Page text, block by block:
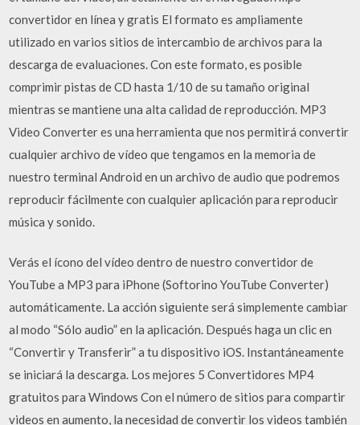
convertidor en línea y gratis El formato es ampliamente
utilizado en varios sitios de intercambio de archivos para la
descarga de evaluaciones. Con este formato, es posible
comprimir pistas de CD hasta 1/10 de su tamaño original
mientras se mantiene una alta calidad de reproducción. MP3
Video Converter es una herramienta que nos permitirá convertir
cualquier archivo de vídeo que tengamos en la memoria de
nuestro terminal Android en un archivo de audio que podremos
reproducir fácilmente con cualquier aplicación para reproducir
música y sonido.
Verás el í­cono del ví­deo dentro de nuestro convertidor de
YouTube a MP3 para iPhone (Softorino YouTube Converter)
automáticamente. La acción siguiente será simplemente cambiar
al modo “Sólo audio” en la aplicación. Después haga un clic en
“Convertir y Transferir” a tu dispositivo iOS. Instantáneamente
se iniciará la descarga. Los mejores 5 Convertidores MP4
gratuitos para Windows Con el número de sitios para compartir
videos en aumento, la necesidad de convertir los videos también